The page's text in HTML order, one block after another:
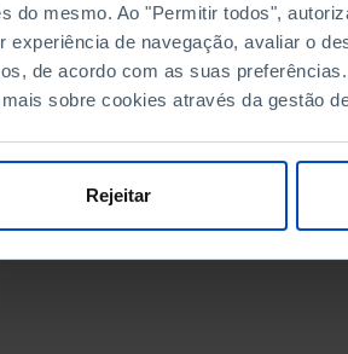
do mesmo. Ao "Permitir todos",
experiência de navegação, avaliar o
de acordo com as suas
mais sobre cookies através da gestão
Rejeitar
DATA